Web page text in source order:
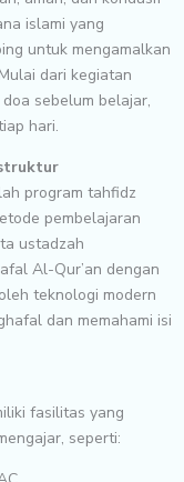
islami yang
untuk mengamalkan
dari kegiatan
sebelum belajar,
hari.
program tahfidz
pembelajaran
ustadzah
Al-Qur’an dengan
teknologi modern
dan memahami isi
fasilitas yang
seperti: